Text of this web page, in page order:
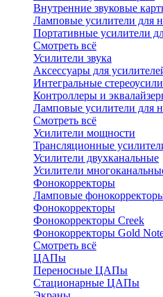
Внутренние звуковые
Ламповые усилители для
Портативные усилители
Смотреть всё
Усилители звука
Аксессуары для
Интегральные
Контроллеры и
Ламповые усилители для
Смотреть всё
Усилители мощности
Трансляционные
Усилители двухканальные
Усилители
Фонокорректоры
Ламповые
Фонокорректоры
Фонокорректоры Creek
Фонокорректоры Gold
Смотреть всё
ЦАПы
Переносные ЦАПы
Стационарные ЦАПы